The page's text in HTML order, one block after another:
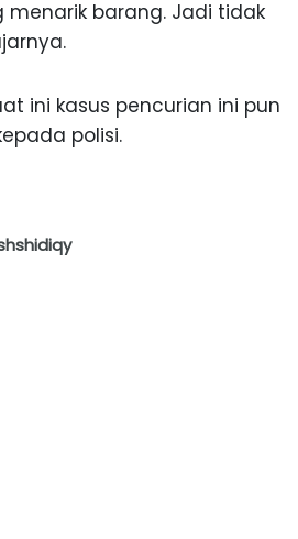
menarik barang. Jadi tidak
ini kasus pencurian ini pun
polisi.